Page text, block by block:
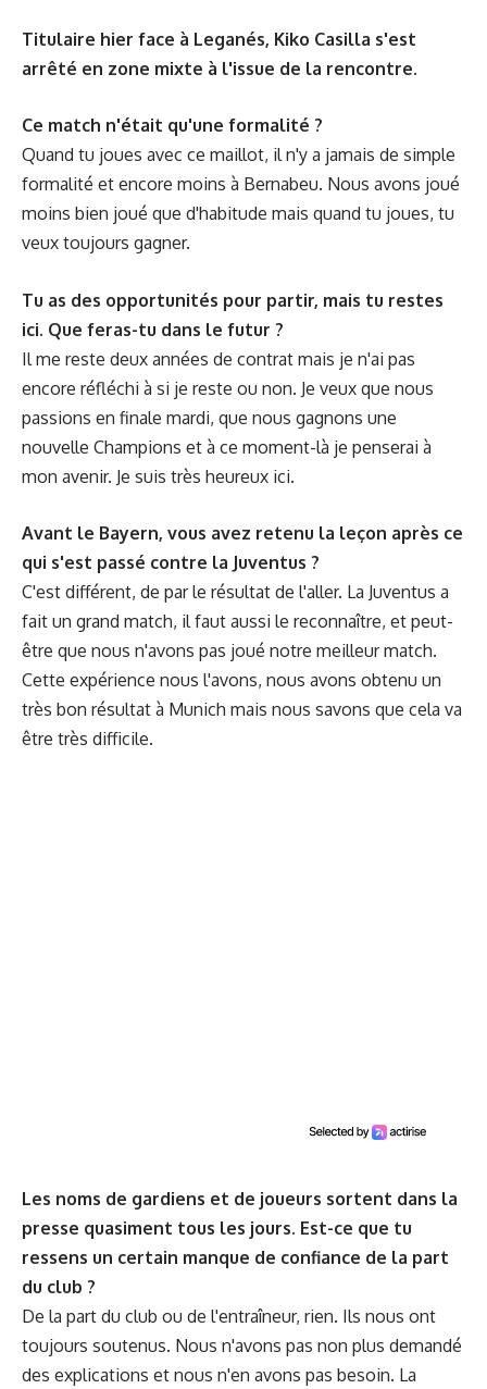
Titulaire hier face à Leganés, Kiko Casilla s'est
arrêté en zone mixte à l'issue de la rencontre.
Ce match n'était qu'une formalité ?
Quand tu joues avec ce maillot, il n'y a jamais de simple
formalité et encore moins à Bernabeu. Nous avons joué
moins bien joué que d'habitude mais quand tu joues, tu
veux toujours gagner.
Tu as des opportunités pour partir, mais tu restes
ici. Que feras-tu dans le futur ?
Il me reste deux années de contrat mais je n'ai pas
encore réfléchi à si je reste ou non. Je veux que nous
passions en finale mardi, que nous gagnons une
nouvelle Champions et à ce moment-là je penserai à
mon avenir. Je suis très heureux ici.
Avant le Bayern, vous avez retenu la leçon après ce
qui s'est passé contre la Juventus ?
C'est différent, de par le résultat de l'aller. La Juventus a
fait un grand match, il faut aussi le reconnaître, et peut-
être que nous n'avons pas joué notre meilleur match.
Cette expérience nous l'avons, nous avons obtenu un
très bon résultat à Munich mais nous savons que cela va
être très difficile.
Les noms de gardiens et de joueurs sortent dans la
presse quasiment tous les jours. Est-ce que tu
ressens un certain manque de confiance de la part
du club ?
De la part du club ou de l'entraîneur, rien. Ils nous ont
toujours soutenus. Nous n'avons pas non plus demandé
des explications et nous n'en avons pas besoin. La